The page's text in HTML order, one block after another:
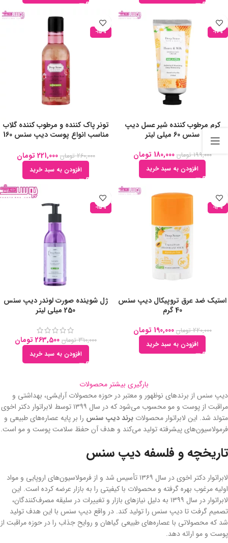
-10%
کرم مرطوب کننده شیر عسل دیپ
سنس 60 میلی لیتر
199,000 تومان 180,000 تومان
افزودن به سبد خرید
-15%
تونر پاک کننده و مرطوب کننده گلاب
مناسب انواع پوست دیپ سنس 160
260,000 تومان 221,000 تومان
افزودن به سبد خرید
-14%
استیک ضد عرق تروپیکال دیپ سنس
40 گرم
220,000 تومان 190,000 تومان
افزودن به سبد خرید
-15%
ژل شوینده صورت لوندر دیپ سنس
250 میلی لیتر
310,000 تومان 263,500 تومان
افزودن به سبد خرید
بارگیری بیشتر محصولات
دیپ سنس از برندهای نوظهور و معتبر در حوزه محصولات آرایشی، بهداشتی و
مراقبت از پوست و مو محسوب می‌شود که در سال ۱۳۹۹ توسط لابراتوار دکتر اخوی
متولد شد. این لابراتوار محصولات برند دیپ سنس را بر پایه عصاره‌های طبیعی و
فرمولاسیون‌های پیشرفته تولید می‌کند و‌ هدف آن حفظ سلامت پوست و مو است.
تاریخچه و فلسفه دیپ سنس
لابراتوار دکتر اخوی در سال ۱۳۶۹ تأسیس شد و از فرمولاسیون‌های اروپایی و مواد
اولیه مرغوب بهره گرفته و محصولات با کیفیتی را به بازار عرضه کرده است. این
لابراتوار در سال ۱۳۹۹ به دلیل نیازهای بازار و تغییرات در سلیقه مصرف‌کنندگان،
تصمیم گرفت تا دیپ سنس را تولید کند. در واقع دیپ سنس با این هدف تولید
شد که محصولاتی با عصاره‌های طبیعی گیاهان و روایح جذاب را در حوزه مراقبت از
پوست و مو ارائه دهد.